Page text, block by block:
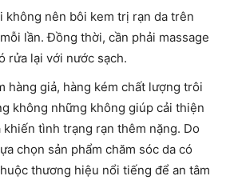
không nên bôi kem trị rạn da trên
lần. Đồng thời, cần phải massage
rửa lại với nước sạch.
hàng giả, hàng kém chất lượng trôi
không những không giúp cải thiện
khiến tình trạng rạn thêm nặng. Do
chọn sản phẩm chăm sóc da có
thương hiệu nổi tiếng để an tâm